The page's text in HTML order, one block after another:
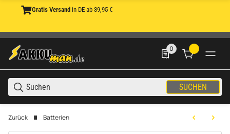
Gratis Versand in DE ab 39,95 €
SUCHEN
0
0 Produkte in der
Zurück Batterien